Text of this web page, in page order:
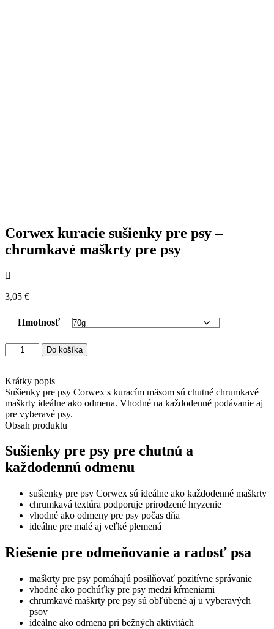
Corwex kuracie sušienky pre psy –
chrumkavé maškrty pre psy
3,05 €
Hmotnosť
množstvo
Corwex
sušienky
pre
psy
–
chrumkavé
pre
psy
Do košíka
Krátky popis
Sušienky pre psy Corwex s kuracím mäsom sú chutné chrumkavé
maškrty ideálne ako odmena. Vhodné na každodenné podávanie aj
pre vyberavé psy.
Obsah produktu
Sušienky pre psy pre chutnú a
každodennú odmenu
sušienky pre psy Corwex sú ideálne ako každodenné maškrty
chrumkavá textúra podporuje prirodzené hryzenie
vhodné ako odmeny pre psy počas dňa
ideálne pre malé aj veľké plemená
Riešenie pre odmeňovanie a radosť psa
maškrty pre psy pomáhajú posilňovať pozitívne správanie
vhodné ako pochúťky pre psy medzi kŕmeniami
chrumkavé maškrty pre psy sú obľúbené aj u vyberavých
psov
ideálne ako odmena pri bežných aktivitách